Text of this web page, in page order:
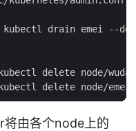
drain emei --
delete node/
由各个node上的